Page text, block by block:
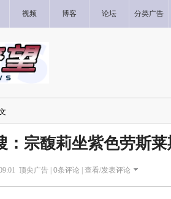
视频 博客 论坛 分类广告
：宗馥莉坐紫色劳斯
顶尖广告 | 0条评论 | 查看/发表评论